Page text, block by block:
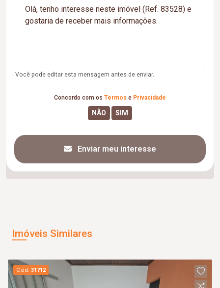
Você pode editar esta mensagem antes de enviar.
Concordo com os Termos e Privacidade
Enviar meu interesse
Imóveis Similares
Cód.31712